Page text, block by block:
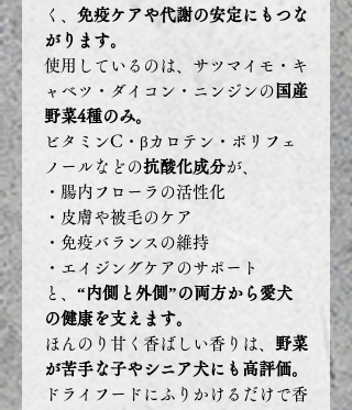
く、 免疫ケアや代謝の安定にもつな
がります。
使用しているのは、サツマイモ・キ
ャベツ・ダイコン・ニンジンの国産
野菜4種のみ。
ビタミンC・βカロテン・ポリフェ
ノールなどの抗酸化成分が、
・腸内フローラの活性化
・皮膚や被毛のケア
・免疫バランスの維持
・エイジングケアのサポート
と、 “内側と外側”の両方から愛犬
の健康を支えます。
ほんのり甘く香ばしい香りは、 野菜
が苦手な子やシニア犬にも高評価。
ドライフードにふりかけるだけで香